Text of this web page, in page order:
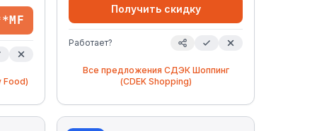
Food)
Получить скидку
Работает?
Все предложения СДЭК Шоппинг
(CDEK Shopping)